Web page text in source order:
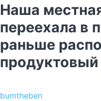
Наша
переехала в
раньше
продуктовый
bumtheben